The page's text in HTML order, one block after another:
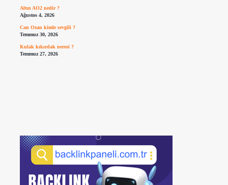
Altın AO2 nedir ?
Ağustos 4, 2026
Can Ozan kimle sevgili ?
Temmuz 30, 2026
Kulak kıkırdak neresi ?
Temmuz 27, 2026